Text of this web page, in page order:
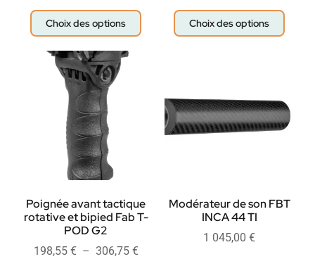
Choix des options Choix des options
Poignée avant tactique
rotative et bipied Fab T-
POD G2
198,55 € – 306,75 €
Modérateur de son FBT
INCA 44 TI
1 045,00 €